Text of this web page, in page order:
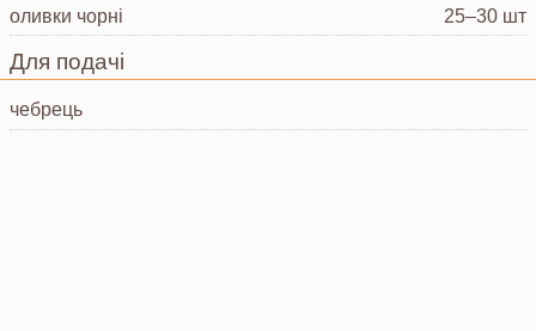
оливки чорні 25–30 шт
Для подачі
чебрець